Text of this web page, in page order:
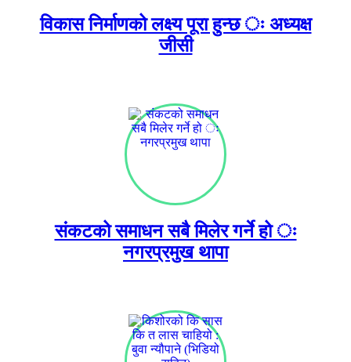
विकास निर्माणको लक्ष्य पूरा हुन्छ ः अध्यक्ष
जीसी
संकटको समाधन सबै मिलेर गर्ने हो ः
नगरप्रमुख थापा